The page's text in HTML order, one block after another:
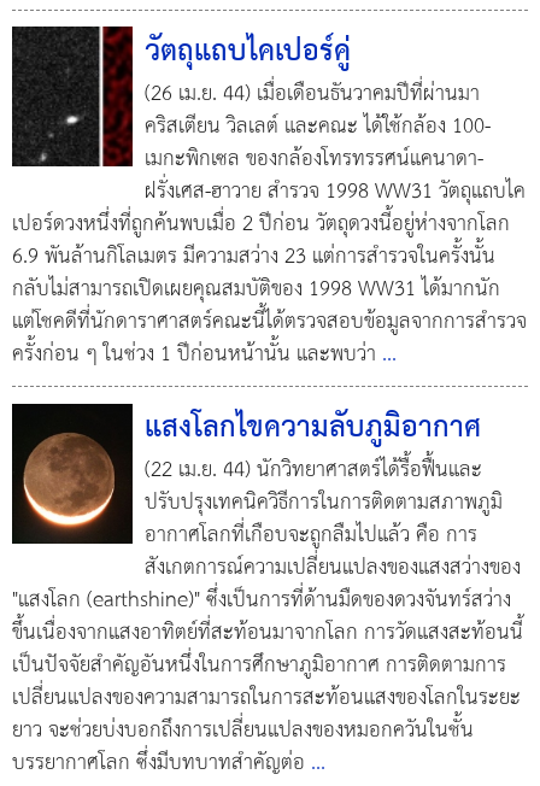
วัตถุแถบไคเปอร์คู่
(26 เม.ย. 44) เมื่อเดือนธันวาคมปีที่ผ่านมา
คริสเตียน วิลเลต์ และคณะ ได้ใช้กล้อง 100-
เมกะพิกเซล ของกล้องโทรทรรศน์แคนาดา-
ฝรั่งเศส-ฮาวาย สำรวจ 1998 WW31 วัตถุแถบไค
เปอร์ดวงหนึ่งที่ถูกค้นพบเมื่อ 2 ปีก่อน วัตถุดวงนี้อยู่ห่างจากโลก
6.9 พันล้านกิโลเมตร มีความสว่าง 23 แต่การสำรวจในครั้งนั้น
กลับไม่สามารถเปิดเผยคุณสมบัติของ 1998 WW31 ได้มากนัก
แต่โชคดีที่นักดาราศาสตร์คณะนี้ได้ตรวจสอบข้อมูลจากการสำรวจ
ครั้งก่อน ๆ ในช่วง 1 ปีก่อนหน้านั้น และพบว่า ...
แสงโลกไขความลับภูมิอากาศ
(22 เม.ย. 44) นักวิทยาศาสตร์ได้รื้อฟื้นและ
ปรับปรุงเทคนิควิธีการในการติดตามสภาพภูมิ
อากาศโลกที่เกือบจะถูกลืมไปแล้ว คือ การ
สังเกตการณ์ความเปลี่ยนแปลงของแสงสว่างของ
"แสงโลก (earthshine)" ซึ่งเป็นการที่ด้านมืดของดวงจันทร์สว่าง
ขึ้นเนื่องจากแสงอาทิตย์ที่สะท้อนมาจากโลก การวัดแสงสะท้อนนี้
เป็นปัจจัยสำคัญอันหนึ่งในการศึกษาภูมิอากาศ การติดตามการ
เปลี่ยนแปลงของความสามารถในการสะท้อนแสงของโลกในระยะ
ยาว จะช่วยบ่งบอกถึงการเปลี่ยนแปลงของหมอกควันในชั้น
บรรยากาศโลก ซึ่งมีบทบาทสำคัญต่อ ...